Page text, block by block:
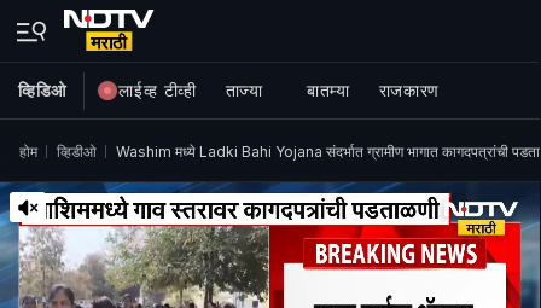
व्हिडिओ लाईव्ह टीव्ही ताज्या बातम्या राजकारण
होम व्हिडीओ Washim मध्ये Ladki Bahi Yojana संदर्भात ग्रामीण भागात कागदपत्रांची